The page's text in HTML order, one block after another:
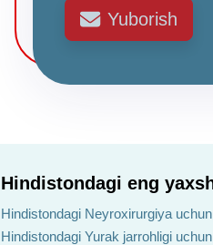
Yuborish
Hindistondagi eng
Hindistondagi Neyroxirurgiya
Hindistondagi Yurak jarrohligi